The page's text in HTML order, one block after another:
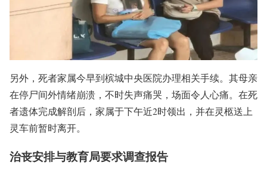
另外，死者家属今早到槟城中央医院办理相关手续。其母亲
在停尸间外情绪崩溃，不时失声痛哭，场面令人心痛。在死
者遗体完成解剖后，家属于下午近2时领出，并在灵柩送上
灵车前暂时离开。
治丧安排与教育局要求调查报告